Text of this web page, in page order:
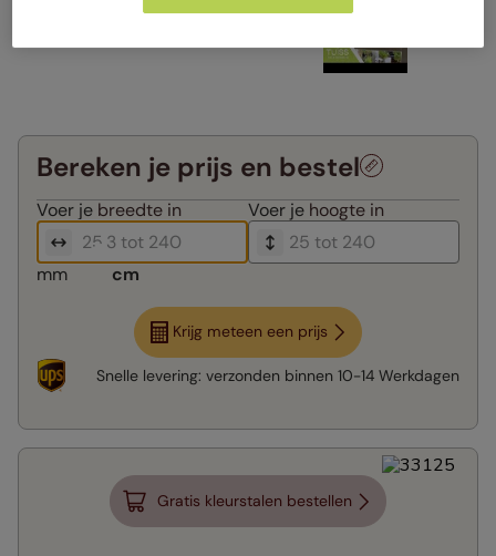
Bereken je prijs en bestel
Voer je breedte in Voer je hoogte in
mm cm
Krijg meteen een prijs
Snelle levering: verzonden binnen 10-14 Werkdagen
Gratis kleurstalen bestellen